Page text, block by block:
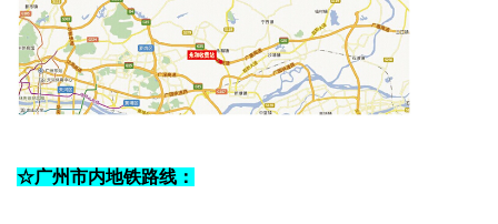
首
页
校
☆广州市内地铁路线：